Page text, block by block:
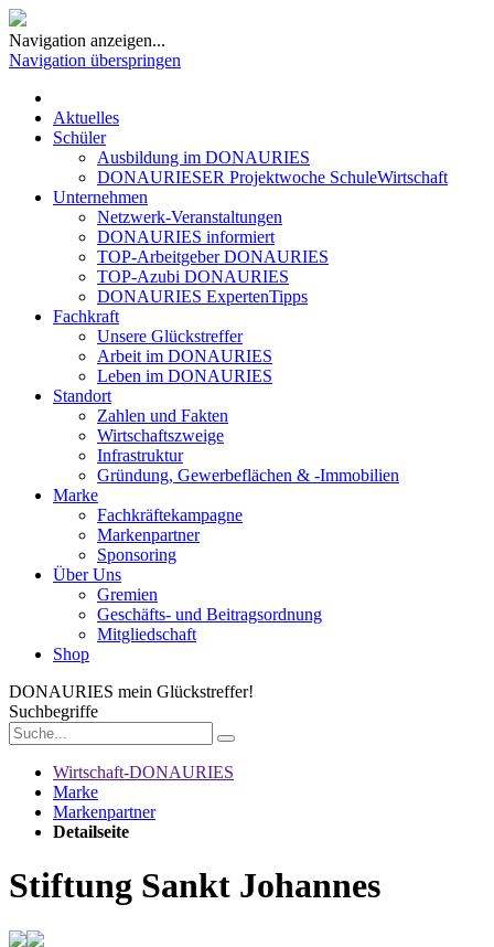
Navigation anzeigen...
Navigation überspringen
Aktuelles
Schüler
Ausbildung im DONAURIES
DONAURIESER Projektwoche SchuleWirtschaft
Unternehmen
Netzwerk-Veranstaltungen
DONAURIES informiert
TOP-Arbeitgeber DONAURIES
TOP-Azubi DONAURIES
DONAURIES ExpertenTipps
Fachkraft
Unsere Glückstreffer
Arbeit im DONAURIES
Leben im DONAURIES
Standort
Zahlen und Fakten
Wirtschaftszweige
Infrastruktur
Gründung, Gewerbeflächen & -Immobilien
Marke
Fachkräftekampagne
Markenpartner
Sponsoring
Über Uns
Gremien
Geschäfts- und Beitragsordnung
Mitgliedschaft
Shop
DONAURIES mein Glückstreffer!
Suchbegriffe
Wirtschaft-DONAURIES
Marke
Markenpartner
Detailseite
Stiftung Sankt Johannes